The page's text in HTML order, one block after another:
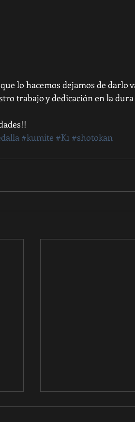
lo hacemos dejamos de darlo
trabajo y dedicación en la
#kumite #K1 #shotokan